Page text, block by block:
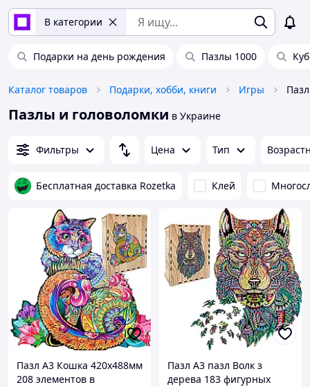
В категории
Подарки на день рождения Пазлы 1000
Каталог товаров Подарки, хобби, книги Игры
Пазлы и головоломки в Украине
Фильтры Цена Тип
Бесплатная доставка Rozetka Клей
Пазл А3 Кошка 420х488мм
208 элементов в
Пазл А3 пазл Волк з
дерева 183 фигурных